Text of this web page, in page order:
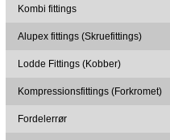
Kombi fittings
Alupex fittings (Skruefittings)
Lodde Fittings (Kobber)
Kompressionsfittings (Forkromet)
Fordelerrør